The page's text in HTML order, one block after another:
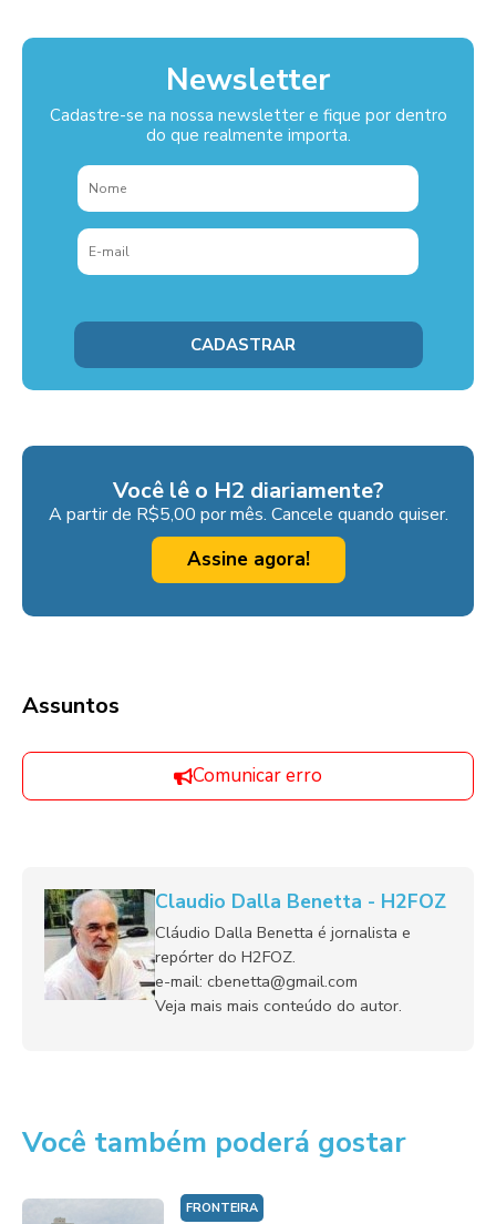
Newsletter
Cadastre-se na nossa newsletter e fique por dentro
do que realmente importa.
Você lê o H2 diariamente?
A partir de R$5,00 por mês. Cancele quando quiser.
Assine agora!
Assuntos
Comunicar erro
Claudio Dalla Benetta - H2FOZ
Cláudio Dalla Benetta é jornalista e
repórter do H2FOZ.
e-mail: cbenetta@gmail.com
Veja mais mais conteúdo do autor.
Você também poderá gostar
FRONTEIRA